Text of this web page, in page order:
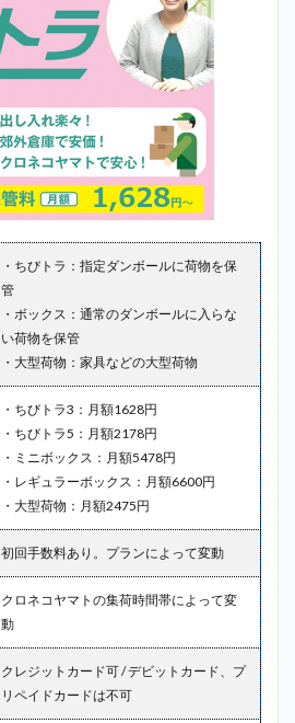
・ちびトラ：指定ダンボールに荷物を保
管
・ボックス：通常のダンボールに入らな
い荷物を保管
・大型荷物：家具などの大型荷物
・ちびトラ3：月額1628円
・ちびトラ5：月額2178円
・ミニボックス：月額5478円
・レギュラーボックス：月額6600円
・大型荷物：月額2475円
初回手数料あり。プランによって変動
クロネコヤマトの集荷時間帯によって変
動
クレジットカード可 / デビットカード、プ
リペイドカードは不可